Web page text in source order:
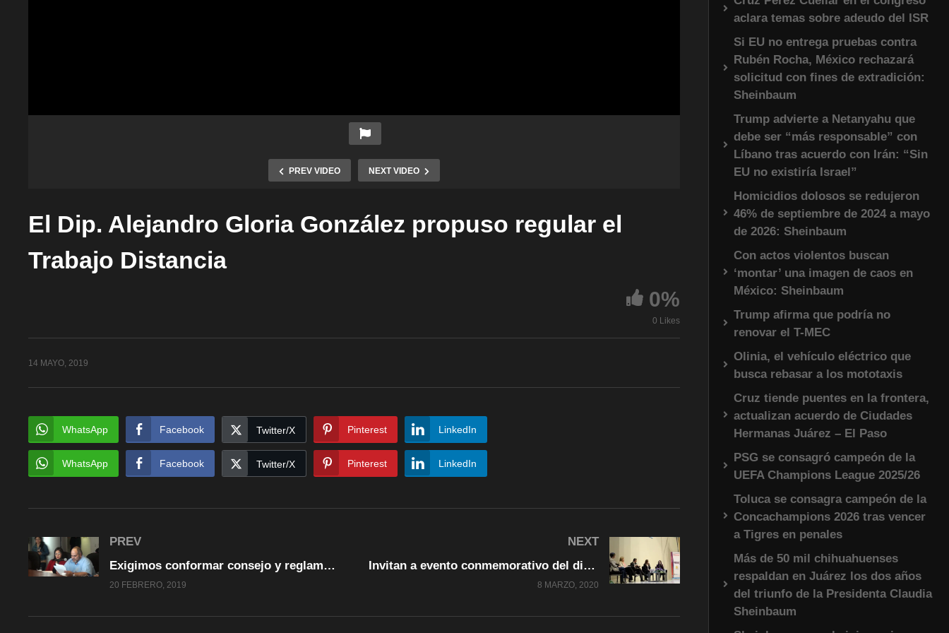
PREV VIDEO NEXT VIDEO
El Dip. Alejandro Gloria González propuso regular el
Trabajo Distancia
0%
0 Likes
14 MAYO, 2019
WhatsApp Facebook Twitter/X Pinterest LinkedIn
WhatsApp Facebook Twitter/X Pinterest LinkedIn
PREV
Exigimos conformar consejo y reglamentación de Ley de Participación Ciudadana: Carrera
20 FEBRERO, 2019
NEXT
Invitan a evento conmemorativo del dia internacional de la mujer, para visualizar la importancia social de la misma
8 MARZO, 2020
aclara temas sobre adeudo del ISR
Si EU no entrega pruebas contra
Rubén Rocha, México rechazará
solicitud con fines de extradición:
Sheinbaum
Trump advierte a Netanyahu que
debe ser “más responsable” con
Líbano tras acuerdo con Irán: “Sin
EU no existiría Israel”
Homicidios dolosos se redujeron
46% de septiembre de 2024 a mayo
de 2026: Sheinbaum
Con actos violentos buscan
‘montar’ una imagen de caos en
México: Sheinbaum
Trump afirma que podría no
renovar el T-MEC
Olinia, el vehículo eléctrico que
busca rebasar a los mototaxis
Cruz tiende puentes en la frontera,
actualizan acuerdo de Ciudades
Hermanas Juárez – El Paso
PSG se consagró campeón de la
UEFA Champions League 2025/26
Toluca se consagra campeón de la
Concachampions 2026 tras vencer
a Tigres en penales
Más de 50 mil chihuahuenses
respaldan en Juárez los dos años
del triunfo de la Presidenta Claudia
Sheinbaum